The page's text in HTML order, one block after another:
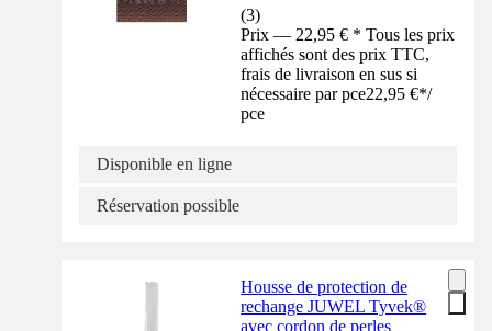
(3)
Prix — 22,95 € * Tous les prix
affichés sont des prix TTC,
frais de livraison en sus si
nécessaire par pce22,95 €*/
pce
Disponible en ligne
Réservation possible
Housse de protection de
rechange JUWEL Tyvek®
avec cordon de perles